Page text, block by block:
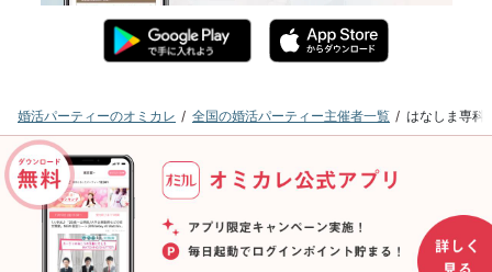
婚活パーティーのオミカレ 全国の婚活パーティー主催者一覧 はなしま専科